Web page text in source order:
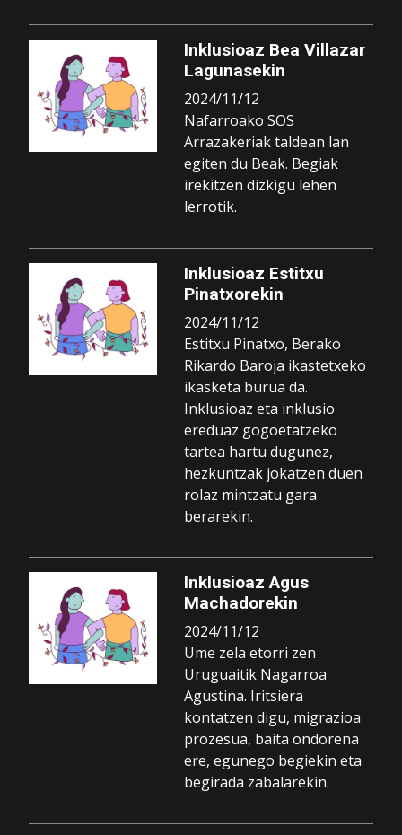
Inklusioaz Bea Villazar
Lagunasekin
2024/11/12
Nafarroako SOS
Arrazakeriak taldean lan
egiten du Beak. Begiak
irekitzen dizkigu lehen
lerrotik.
Inklusioaz Estitxu
Pinatxorekin
2024/11/12
Estitxu Pinatxo, Berako
Rikardo Baroja ikastetxeko
ikasketa burua da.
Inklusioaz eta inklusio
ereduaz gogoetatzeko
tartea hartu dugunez,
hezkuntzak jokatzen duen
rolaz mintzatu gara
berarekin.
Inklusioaz Agus
Machadorekin
2024/11/12
Ume zela etorri zen
Uruguaitik Nagarroa
Agustina. Iritsiera
kontatzen digu, migrazioa
prozesua, baita ondorena
ere, egunego begiekin eta
begirada zabalarekin.